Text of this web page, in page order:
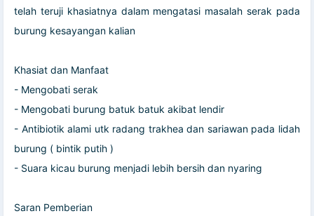
telah teruji khasiatnya dalam mengatasi masalah serak pada
burung kesayangan kalian
Khasiat dan Manfaat
- Mengobati serak
- Mengobati burung batuk batuk akibat lendir
- Antibiotik alami utk radang trakhea dan sariawan pada lidah
burung ( bintik putih )
- Suara kicau burung menjadi lebih bersih dan nyaring
Saran Pemberian